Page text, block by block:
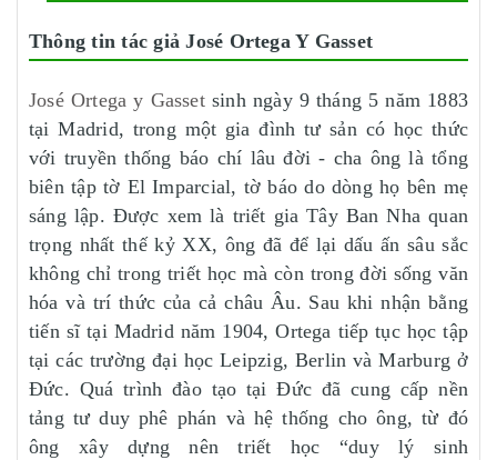
Thông tin tác giả José Ortega Y Gasset
José Ortega y Gassetsinh ngày 9 tháng 5 năm 1883
tại Madrid, trong một gia đình tư sản có học thức
với truyền thống báo chí lâu đời - cha ông là tổng
biên tập tờ El Imparcial, tờ báo do dòng họ bên mẹ
sáng lập. Được xem là triết gia Tây Ban Nha quan
trọng nhất thế kỷ XX, ông đã để lại dấu ấn sâu sắc
không chỉ trong triết học mà còn trong đời sống văn
hóa và trí thức của cả châu Âu. Sau khi nhận bằng
tiến sĩ tại Madrid năm 1904, Ortega tiếp tục học tập
tại các trường đại học Leipzig, Berlin và Marburg ở
Đức. Quá trình đào tạo tại Đức đã cung cấp nền
tảng tư duy phê phán và hệ thống cho ông, từ đó
ông xây dựng nên triết học “duy lý sinh